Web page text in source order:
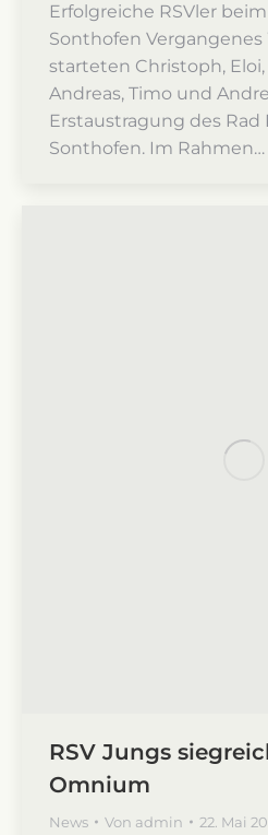
Erfolgreiche RSVler
Sonthofen
starteten Christoph, Eloi,
Andreas, Timo und
Erstaustragung des Rad
Sonthofen. Im Rahmen…
RSV Jungs
Omnium
News Von admin 22. Mai